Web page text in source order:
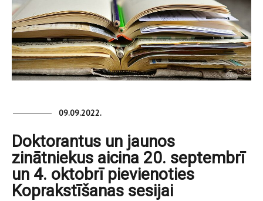
09.09.2022.
Doktorantus un jaunos
zinātniekus aicina 20. septembrī
un 4. oktobrī pievienoties
Koprakstīšanas sesijai